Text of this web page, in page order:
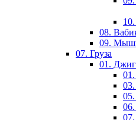
08.
09.
07. Груза
01.